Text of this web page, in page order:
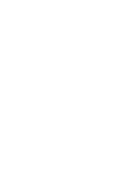
s recepcí, výtahy, restaurace,
obchod. Venku bazén,
inclusive.